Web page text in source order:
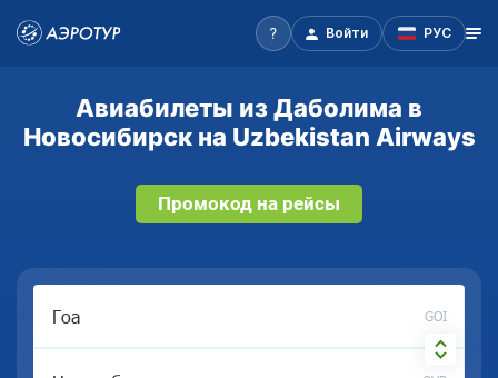
Войти РУС
Авиабилеты из Даболима в
Новосибирск на Uzbekistan Airways
Промокод на рейсы
GOI